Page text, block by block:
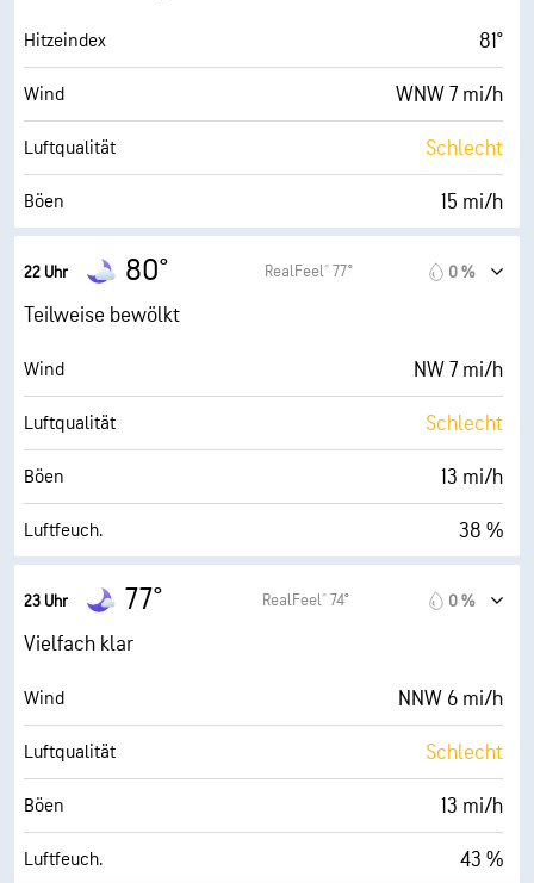
Luftfeuch. 29 %
Taupunkt 50° F
AccuLumen Brightness Index™ 0 (Dunkel)
Bewölkung 100 %
Hitzeindex 81°
Wind WNW 7 mi/h
Luftqualität Schlecht
Böen 15 mi/h
Luftfeuch.
Taupunkt
AccuLumen Brightness Index™ 0 (Dunkel)
Bewölkung 71 %
Sichtweite 10 mi
Wolkendecke 14400 ft
22 Uhr 80° RealFeel® 77° 0 %
Teilweise bewölkt
Wind NW 7 mi/h
Luftqualität Schlecht
Böen 13 mi/h
Luftfeuch. 38 %
AccuLumen Brightness Index™
Bewölkung 42 %
Sichtweite 10 mi
Wolkendecke 30000 ft
23 Uhr 77° RealFeel® 74° 0 %
Vielfach klar
Wind NNW 6 mi/h
Luftqualität Schlecht
Böen 13 mi/h
Luftfeuch. 43 %